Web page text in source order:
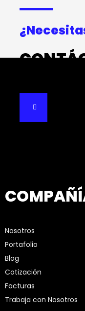
Nosotros
Portafolio
Blog
Cotización
Facturas
Trabaja con Nosotros